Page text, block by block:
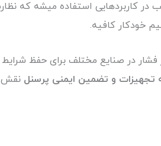
در کاربردهایی استفاده میشه که
خودکار کافیه.
فشار در صنایع مختلف برای حفظ شرایط
تجهیزات و تضمین ایمنی پرسنل نقش